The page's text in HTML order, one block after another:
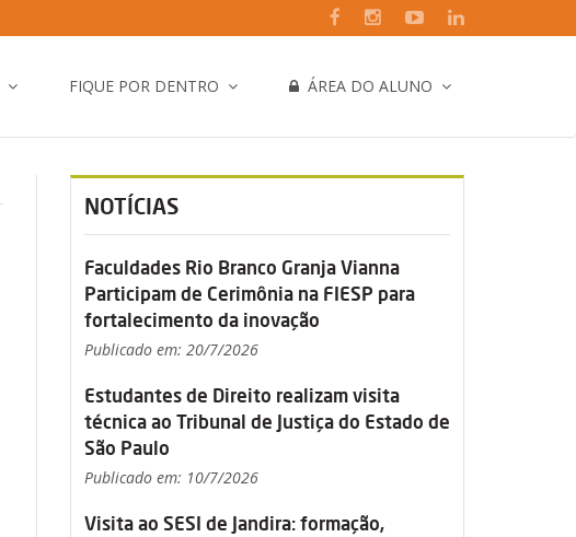
FIQUE POR DENTRO ÁREA DO ALUNO
NOTÍCIAS
Faculdades Rio Branco Granja Vianna
Participam de Cerimônia na FIESP para
fortalecimento da inovação
Publicado em: 20/7/2026
Estudantes de Direito realizam visita
técnica ao Tribunal de Justiça do Estado de
São Paulo
Publicado em: 10/7/2026
Visita ao SESI de Jandira: formação,